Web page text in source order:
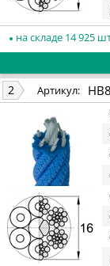
на складе 14 925
2 Артикул: